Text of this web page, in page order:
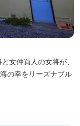
女仲買人の女将が、
の幸をリーズナブル